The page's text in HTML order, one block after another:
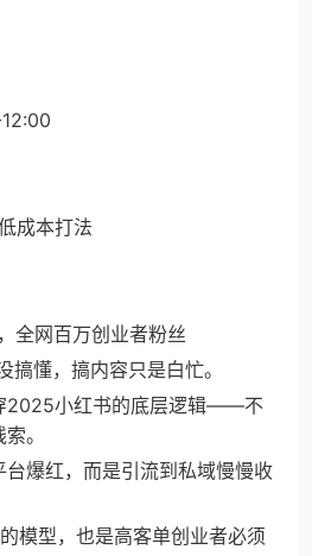
成本打法
全网百万创业者粉丝
搞懂，搞内容只是白忙。
2025小红书的底层逻辑——不
。
爆红，而是引流到私域慢慢收
模型，也是高客单创业者必须